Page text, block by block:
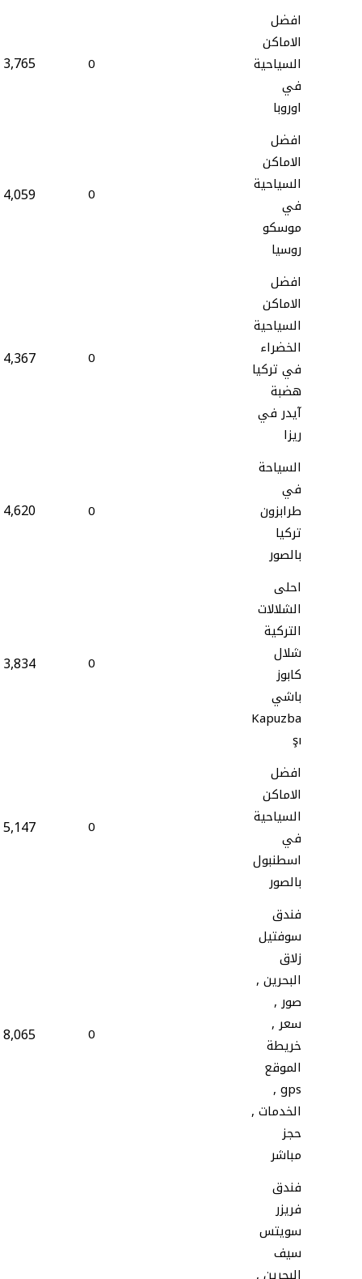
افضل
الاماكن
السياحية
في
اوروبا
0
3,765
افضل
الاماكن
السياحية
في
موسكو
روسيا
0
4,059
افضل
الاماكن
السياحية
الخضراء
في تركيا
هضبة
آيدر في
ريزا
0
4,367
السياحة
في
طرابزون
تركيا
بالصور
0
4,620
احلى
الشلالات
التركية
شلال
كابوز
باشي
Kapuzba
şı
0
3,834
افضل
الاماكن
السياحية
في
اسطنبول
بالصور
0
5,147
فندق
سوفتيل
زلاق
البحرين ,
صور ,
سعر ,
خريطة
الموقع
gps ,
الخدمات ,
حجز
مباشر
0
8,065
فندق
فريزر
سويتس
سيف